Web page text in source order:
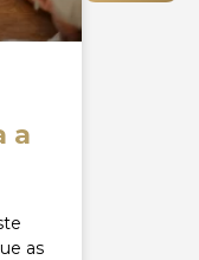
a
as